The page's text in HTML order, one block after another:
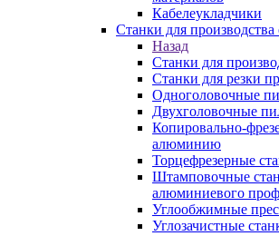
Кабелеукладчики
Станки для производства
Назад
Станки для
Станки для резки
Одноголовочные
Двухголовочные
Копировально-
алюминию
Торцефрезерные
Штамповочные
алюминиевого
Углообжимные
Углозачистные